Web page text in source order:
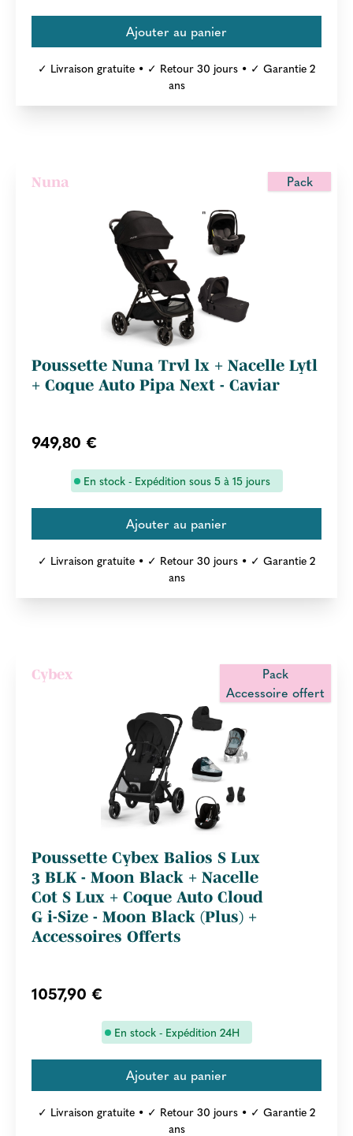
✓ Livraison gratuite • ✓ Retour 30 jours • ✓ Garantie 2
ans
Pack
Nuna
Poussette Nuna Trvl lx + Nacelle Lytl
+ Coque Auto Pipa Next - Caviar
949,80 €
En stock - Expédition sous 5 à 15 jours
✓ Livraison gratuite • ✓ Retour 30 jours • ✓ Garantie 2
ans
Pack
Accessoire offert
Cybex
Poussette Cybex Balios S Lux
3 BLK - Moon Black + Nacelle
Cot S Lux + Coque Auto Cloud
G i-Size - Moon Black (Plus) +
Accessoires Offerts
1057,90 €
En stock - Expédition 24H
✓ Livraison gratuite • ✓ Retour 30 jours • ✓ Garantie 2
ans